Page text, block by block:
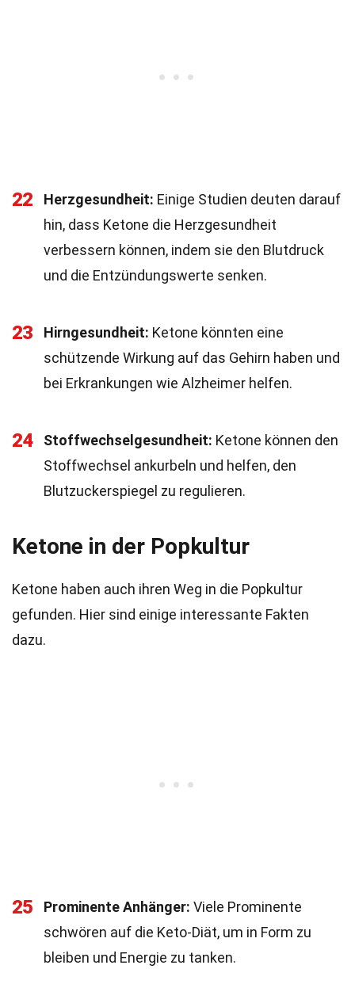
22 Herzgesundheit: Einige Studien deuten darauf
hin, dass Ketone die Herzgesundheit
verbessern können, indem sie den Blutdruck
und die Entzündungswerte senken.
23 Hirngesundheit: Ketone könnten eine
schützende Wirkung auf das Gehirn haben und
bei Erkrankungen wie Alzheimer helfen.
24 Stoffwechselgesundheit: Ketone können den
Stoffwechsel ankurbeln und helfen, den
Blutzuckerspiegel zu regulieren.
Ketone in der Popkultur
Ketone haben auch ihren Weg in die Popkultur
gefunden. Hier sind einige interessante Fakten
dazu.
25 Prominente Anhänger: Viele Prominente
schwören auf die Keto-Diät, um in Form zu
bleiben und Energie zu tanken.